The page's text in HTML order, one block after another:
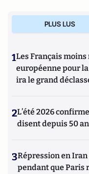
mondialisations,
nazisme et des autres
ou l’histoire des
Benjamin Disraëli.
PLUS LUS
1Les Français
européenne pour
ira le grand
2L’été 2026
disent depuis 50
3Répression en
pendant que Paris